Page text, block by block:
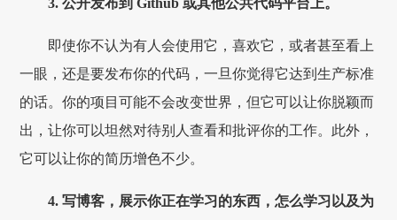
即使你不认为有人会使用它，喜欢它，或者甚至看上
一眼，还是要发布你的代码，一旦你觉得它达到生产标准
的话。你的项目可能不会改变世界，但它可以让你脱颖而
出，让你可以坦然对待别人查看和批评你的工作。此外，
它可以让你的简历增色不少。
4. 写博客，展示你正在学习的东西，怎么学习以及为